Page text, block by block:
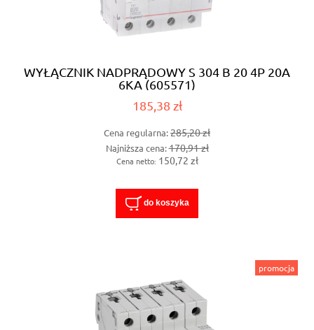
WYŁĄCZNIK NADPRĄDOWY S 304 B 20 4P 20A
6KA (605571)
185,38 zł
Cena regularna:285,20 zł
Najniższa cena:170,91 zł
Cena netto: 150,72 zł
do koszyka
promocja